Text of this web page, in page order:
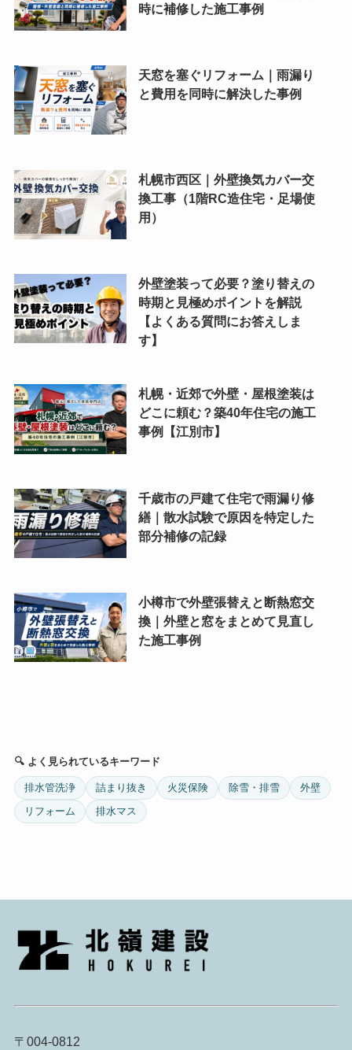
時に補修した施工事例
天窓を塞ぐリフォーム｜雨漏り
と費用を同時に解決した事例
札幌市西区｜外壁換気カバー交
換工事（1階RC造住宅・足場使
用）
外壁塗装って必要？塗り替えの
時期と見極めポイントを解説
【よくある質問にお答えしま
す】
札幌・近郊で外壁・屋根塗装は
どこに頼む？築40年住宅の施工
事例【江別市】
千歳市の戸建て住宅で雨漏り修
繕｜散水試験で原因を特定した
部分補修の記録
小樽市で外壁張替えと断熱窓交
換｜外壁と窓をまとめて見直し
た施工事例
🔍 よく見られているキーワード
排水管洗浄 詰まり抜き 火災保険 除雪・排雪
外壁
リフォーム
排水マス
〒004-0812